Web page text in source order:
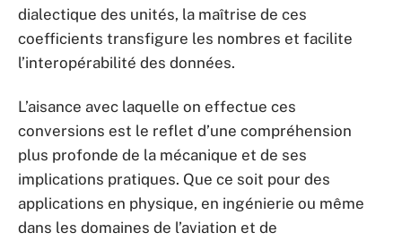
dialectique des unités, la maîtrise de ces
coefficients transfigure les nombres et facilite
l’interopérabilité des données.
L’aisance avec laquelle on effectue ces
conversions est le reflet d’une compréhension
plus profonde de la mécanique et de ses
implications pratiques. Que ce soit pour des
applications en physique, en ingénierie ou même
dans les domaines de l’aviation et de